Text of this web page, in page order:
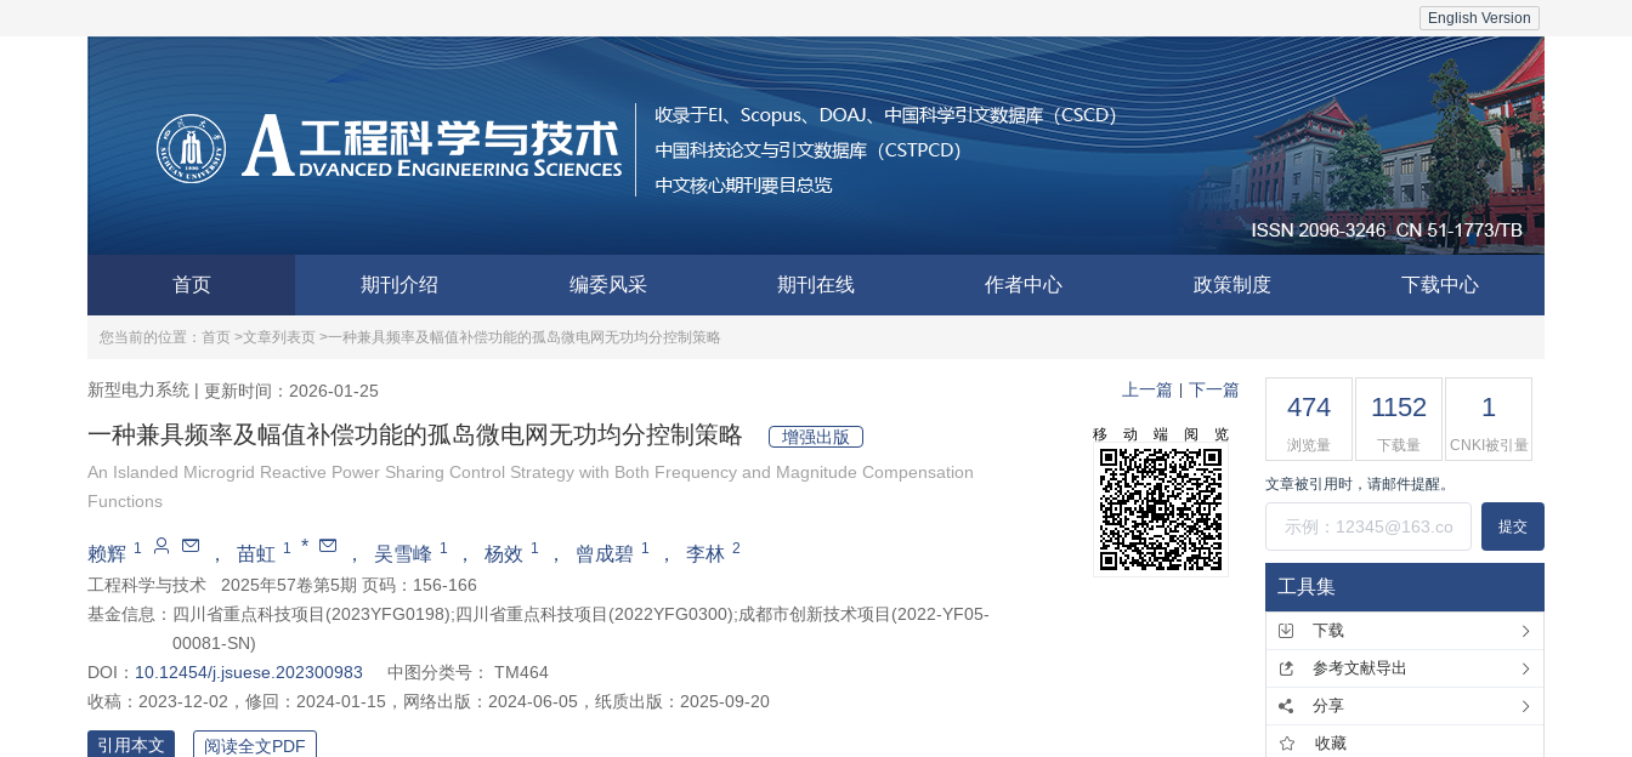
English Version
首页 期刊介绍 编委风采 期刊在线 作者中心 政策制度 下载中心
您当前的位置： 首页 >文章列表页 >一种兼具频率及幅值补偿功能的孤岛微电网无功均分控制策略
新型电力系统 | 更新时间：2026-01-25 上一篇 下一篇
一种兼具频率及幅值补偿功能的孤岛微电网无功均分控制策略
增强出版
An Islanded Microgrid Reactive Power Sharing Control Strategy with Both Frequency and Magnitude Compensation
Functions
赖辉 1 ， 苗虹 1 * ， 吴雪峰 1 ， 杨效 1 ， 曾成碧 1 ， 李林 2
工程科学与技术
2025年57卷第5期 页码：156-166
基金信息： 四川省重点科技项目(2023YFG0198);四川省重点科技项目(2022YFG0300);成都市创新技术项目(2022-YF05-
00081-SN)
DOI： 10.12454/j.jsuese.202300983 中图分类号：
TM464
收稿： 2023-12-02 ， 修回： 2024-01-15 ， 网络出版： 2024-06-05 ， 纸质出版： 2025-09-20
移动端阅览
引用本文 阅读全文PDF
474
浏览量
1152
下载量
1
CNKI被引量
文章被引用时，请邮件提醒。
提交
工具集
下载
参考文献导出
分享
收藏